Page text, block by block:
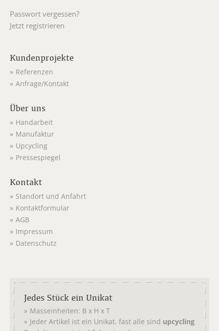
Passwort vergessen?
Jetzt registrieren
Kundenprojekte
Referenzen
Anfrage/Kontakt
Über uns
Handarbeit
Manufaktur
Upcycling
Pressespiegel
Kontakt
Standort und Anfahrt
Kontaktformular
AGB
Impressum
Datenschutz
Jedes Stück ein Unikat
Masseinheiten: B x H x T
Jeder Artikel ist ein Unikat, fast alle sind upcycling